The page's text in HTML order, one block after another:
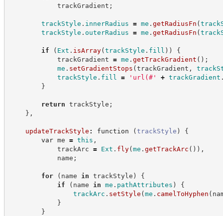
trackGradient ;
trackStyle . innerRadius = me . getRadiusFn (
trackStyle . outerRadius = me . getRadiusFn (
if ( Ext . isArray(trackStyle . fill ) )
{
trackGradient = me . getTrackGradient ( ) ;
me . setGradientStops (trackGradient ,
trackStyle . fill = ' url(#' + trackGradient
}
return trackStyle ;
} ,
updateTrackStyle : function (trackStyle )
{
var me = this ,
trackArc = Ext . fly(me . getTrackArc ( ) ) ,
name ;
for ( name in trackStyle )
{
if
( name in me . pathAttributes )
{
trackArc . setStyle (me . camelToHyphen (
}
}